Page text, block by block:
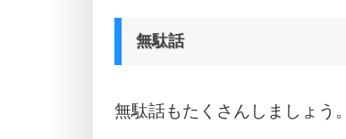
無駄話
無駄話もたくさんしましょう。